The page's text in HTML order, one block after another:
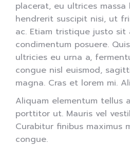
placerat, eu ultrices massa
hendrerit suscipit nisi, ut
ac. Etiam tristique justo
condimentum posuere.
ultricies eu urna a,
congue nisl euismod,
magna. Cras et lorem mi.
Aliquam elementum tellus
porttitor ut. Mauris vel
Curabitur finibus maximus
congue.